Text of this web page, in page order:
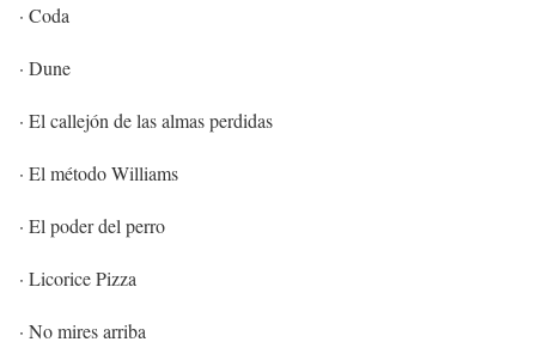
· Coda
· Dune
· El callejón de las almas perdidas
· El método Williams
· El poder del perro
· Licorice Pizza
· No mires arriba